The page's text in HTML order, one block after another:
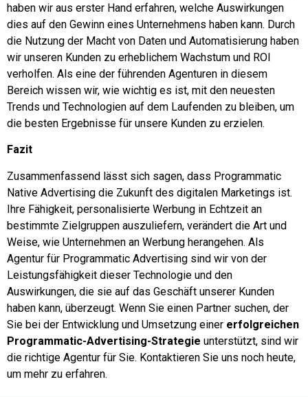
haben wir aus erster Hand erfahren, welche Auswirkungen
dies auf den Gewinn eines Unternehmens haben kann. Durch
die Nutzung der Macht von Daten und Automatisierung haben
wir unseren Kunden zu erheblichem Wachstum und ROI
verholfen. Als eine der führenden Agenturen in diesem
Bereich wissen wir, wie wichtig es ist, mit den neuesten
Trends und Technologien auf dem Laufenden zu bleiben, um
die besten Ergebnisse für unsere Kunden zu erzielen.
Fazit
Zusammenfassend lässt sich sagen, dass Programmatic
Native Advertising die Zukunft des digitalen Marketings ist.
Ihre Fähigkeit, personalisierte Werbung in Echtzeit an
bestimmte Zielgruppen auszuliefern, verändert die Art und
Weise, wie Unternehmen an Werbung herangehen. Als
Agentur für Programmatic Advertising sind wir von der
Leistungsfähigkeit dieser Technologie und den
Auswirkungen, die sie auf das Geschäft unserer Kunden
haben kann, überzeugt. Wenn Sie einen Partner suchen, der
Sie bei der Entwicklung und Umsetzung einer erfolgreichen
Programmatic-Advertising-Strategie unterstützt, sind wir
die richtige Agentur für Sie. Kontaktieren Sie uns noch heute,
um mehr zu erfahren.